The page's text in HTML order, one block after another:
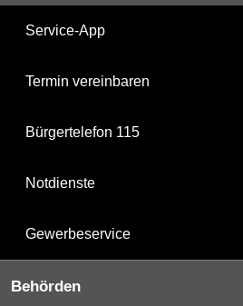
Service-App
Termin vereinbaren
Bürgertelefon 115
Notdienste
Gewerbeservice
Behörden